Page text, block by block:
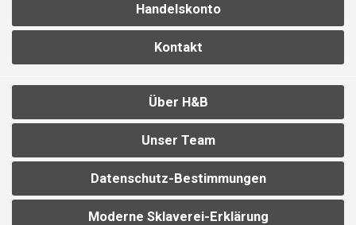
Handelskonto
Kontakt
Über H&B
Unser Team
Datenschutz-Bestimmungen
Moderne Sklaverei-Erklärung